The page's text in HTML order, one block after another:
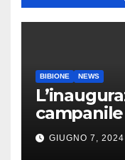
BIBIONE NEWS
Santa
Bibione
GIUGNO 7, 2024